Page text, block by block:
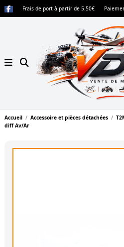
Frais de port à partir de 5.50€
Accueil Accessoire et pièces détachées
diff Av/Ar